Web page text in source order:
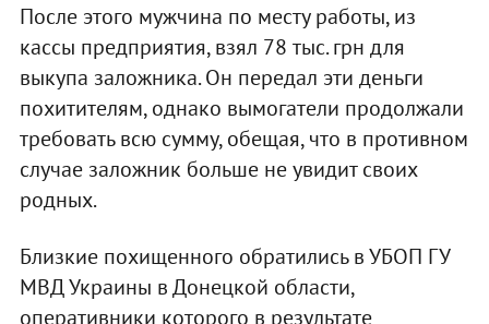
После этого мужчина по месту работы, из
кассы предприятия, взял 78 тыс. грн для
выкупа заложника. Он передал эти деньги
похитителям, однако вымогатели продолжали
требовать всю сумму, обещая, что в противном
случае заложник больше не увидит своих
родных.
Близкие похищенного обратились в УБОП ГУ
МВД Украины в Донецкой области,
оперативники которого в результате